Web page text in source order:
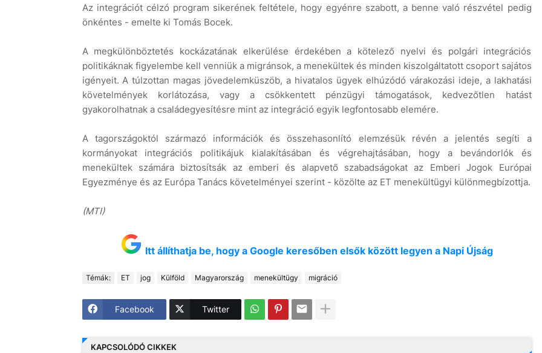
Az integrációt célzó program sikerének feltétele, hogy egyénre szabott, a benne való részvétel pedig
önkéntes - emelte ki Tomás Bocek.
A megkülönböztetés kockázatának elkerülése érdekében a kötelező nyelvi és polgári integrációs
politikáknak figyelembe kell venniük a migránsok, a menekültek és minden kiszolgáltatott csoport sajátos
igényeit. A túlzottan magas jövedelemküszöb, a hivatalos ügyek elhúzódó várakozási ideje, a lakhatási
követelmények korlátozása, vagy a csökkentett pénzügyi támogatások, kedvezőtlen hatást
gyakorolhatnak a családegyesítésre mint az integráció egyik legfontosabb elemére.
A tagországoktól származó információk és összehasonlító elemzésük révén a jelentés segíti a
kormányokat integrációs politikájuk kialakításában és végrehajtásában, hogy a bevándorlók és
menekültek számára biztosítsák az emberi és alapvető szabadságokat az Emberi Jogok Európai
Egyezménye és az Európa Tanács követelményei szerint - közölte az ET menekültügyi különmegbízottja.
(MTI)
Itt állíthatja be, hogy a Google keresőben elsők között legyen a Napi Újság
Témák: ET jog Külföld Magyarország menekültügy migráció
Facebook Twitter
KAPCSOLÓDÓ CIKKEK